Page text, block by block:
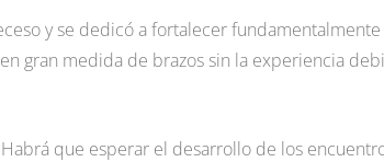
y se dedicó a fortalecer fundamentalmente
gran medida de brazos sin la experiencia
que esperar el desarrollo de los